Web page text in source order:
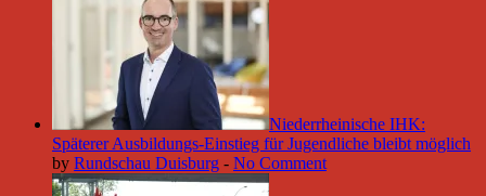
Niederrheinische IHK:
Späterer Ausbildungs-Einstieg für Jugendliche bleibt möglich
by Rundschau Duisburg - No Comment